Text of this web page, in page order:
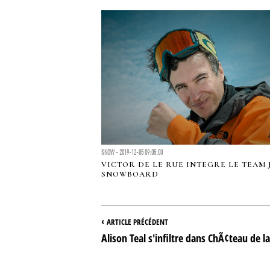
SNOW - 2019-12-05 09:05:00
VICTOR DE LE RUE INTEGRE LE TEAM
SNOWBOARD
‹ ARTICLE PRÉCÉDENT
Alison Teal s'infiltre dans ChÃ¢teau de